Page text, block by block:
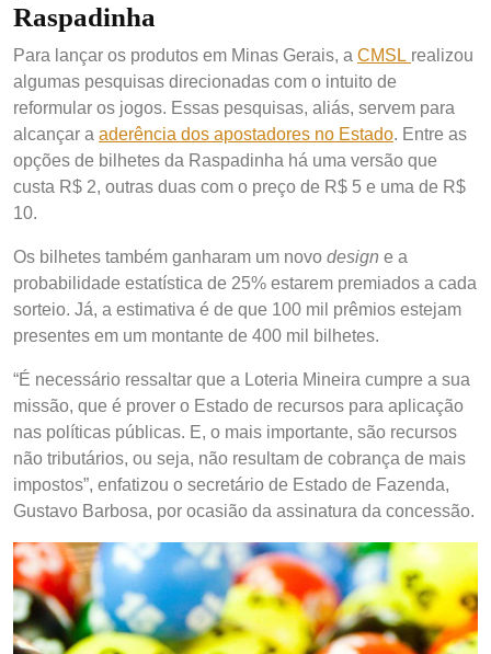
Raspadinha
Para lançar os produtos em Minas Gerais, a CMSL realizou
algumas pesquisas direcionadas com o intuito de
reformular os jogos. Essas pesquisas, aliás, servem para
alcançar a aderência dos apostadores no Estado. Entre as
opções de bilhetes da Raspadinha há uma versão que
custa R$ 2, outras duas com o preço de R$ 5 e uma de R$
10.
Os bilhetes também ganharam um novo design e a
probabilidade estatística de 25% estarem premiados a cada
sorteio. Já, a estimativa é de que 100 mil prêmios estejam
presentes em um montante de 400 mil bilhetes.
“É necessário ressaltar que a Loteria Mineira cumpre a sua
missão, que é prover o Estado de recursos para aplicação
nas políticas públicas. E, o mais importante, são recursos
não tributários, ou seja, não resultam de cobrança de mais
impostos”, enfatizou o secretário de Estado de Fazenda,
Gustavo Barbosa, por ocasião da assinatura da concessão.